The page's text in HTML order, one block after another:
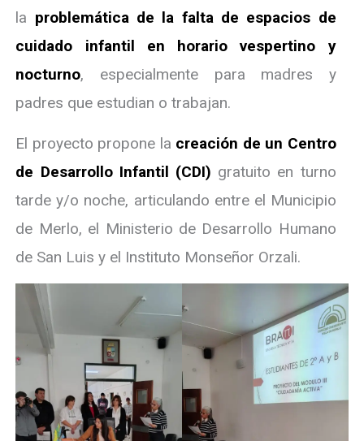
la problemática de la falta de espacios de
cuidado infantil en horario vespertino y
nocturno, especialmente para madres y
padres que estudian o trabajan.
El proyecto propone la creación de un Centro
de Desarrollo Infantil (CDI) gratuito en turno
tarde y/o noche, articulando entre el Municipio
de Merlo, el Ministerio de Desarrollo Humano
de San Luis y el Instituto Monseñor Orzali.